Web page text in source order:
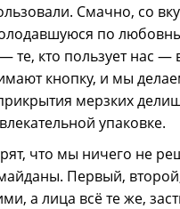
Смачно, со
по
те, кто пользует нас —
кнопку, и мы
мерзких
упаковке.
что мы ничего не
Первый,
а лица всё те же,